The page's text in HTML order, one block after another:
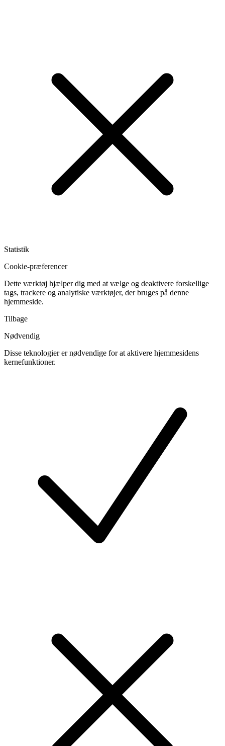
Statistik
Cookie-præferencer
Dette værktøj hjælper dig med at vælge og deaktivere forskellige
tags, trackere og analytiske værktøjer, der bruges på denne
hjemmeside.
Tilbage
Nødvendig
Disse teknologier er nødvendige for at aktivere hjemmesidens
kernefunktioner.